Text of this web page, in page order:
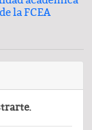
la FCEA